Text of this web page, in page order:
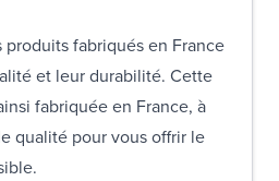
fabriqués en France
et leur durabilité. Cette
fabriquée en France, à
qualité pour vous offrir le